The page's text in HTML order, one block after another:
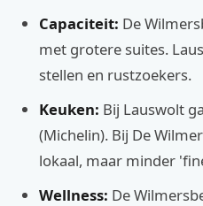
Capaciteit: De
met grotere suites.
stellen en rustzoekers.
Keuken: Bij Lauswolt
(Michelin). Bij De
lokaal, maar minder
Wellness: De